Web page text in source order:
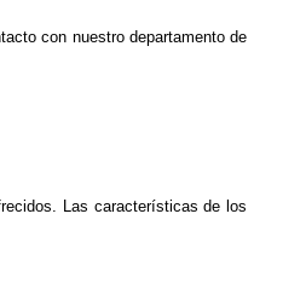
con nuestro departamento de
Las características de los